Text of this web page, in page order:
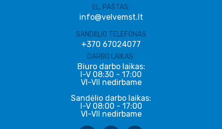
EL. PAŠTAS:
info@velvemst.lt
SANDĖLIO TELEFONAS
+370 67024077
DARBO LAIKAS:
Biuro darbo laikas:
I-V 08:30 - 17:00
VI-VII nedirbame
Sandėlio darbo laikas:
I-V 08:00 - 17:00
VI-VII nedirbame